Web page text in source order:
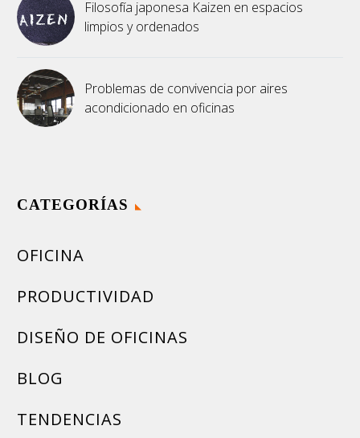
Filosofía japonesa Kaizen en espacios
limpios y ordenados
Problemas de convivencia por aires
acondicionado en oficinas
CATEGORÍAS
OFICINA
PRODUCTIVIDAD
DISEÑO DE OFICINAS
BLOG
TENDENCIAS